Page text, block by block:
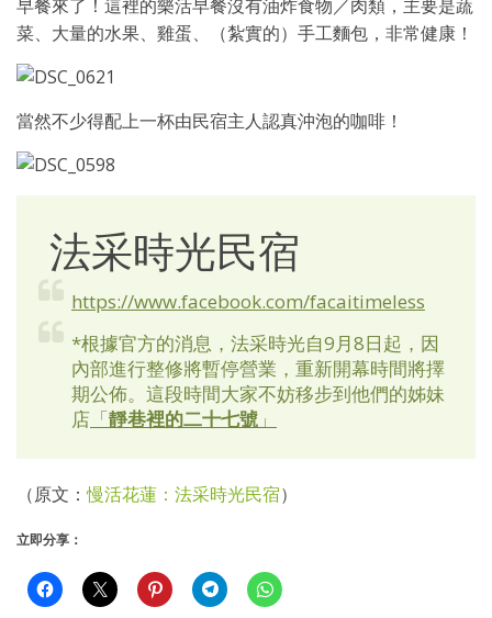
早餐來了！這裡的樂活早餐沒有油炸食物／肉類，主要是蔬
菜、大量的水果、雞蛋、（紮實的）手工麵包，非常健康！
當然不少得配上一杯由民宿主人認真沖泡的咖啡！
法采時光民宿
https://www.facebook.com/facaitimeless
*根據官方的消息，法采時光自9月8日起，因
內部進行整修將暫停營業，重新開幕時間將擇
期公佈。這段時間大家不妨移步到他們的姊妹
店 「靜巷裡的二十七號 」
（原文：慢活花蓮：法采時光民宿）
立即分享：